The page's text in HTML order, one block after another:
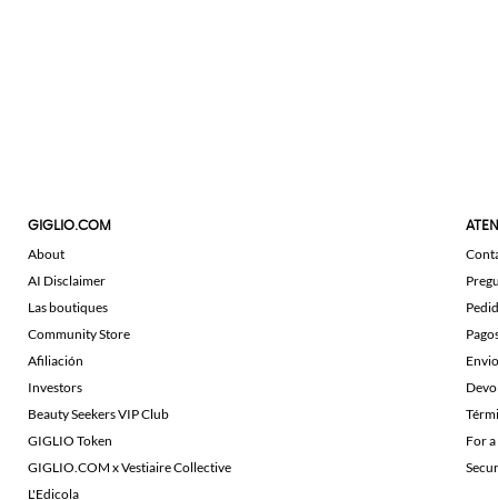
GIGLIO.COM
About
AI Disclaimer
Las boutiques
Community Store
Afiliación
Investors
Beauty Seekers VIP Club
GIGLIO Token
GIGLIO.COM x Vestiaire Collective
L'Edicola
For